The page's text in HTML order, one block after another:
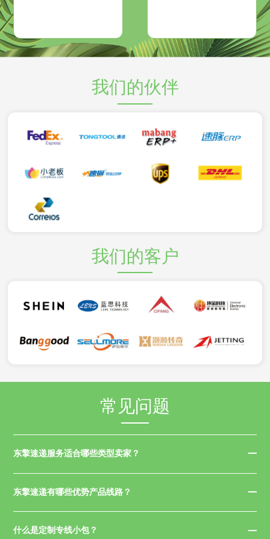
我们的伙伴
我们的客户
常见问题
东擎速递服务适合哪些类型卖家？
东擎速递有哪些优势产品线路？
什么是定制专线小包？